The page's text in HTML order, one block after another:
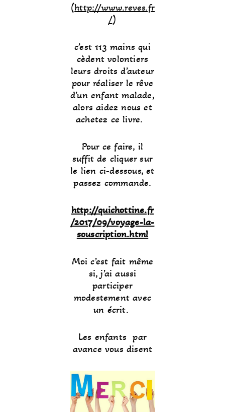
(http://www.reves.fr
/)
c’est 113 mains qui
cèdent volontiers
leurs droits d’auteur
pour réaliser le rêve
d’un enfant malade,
alors aidez nous et
achetez ce livre.
Pour ce faire, il
suffit de cliquer sur
le lien ci-dessous, et
passez commande.
http://quichottine.fr
/2017/09/voyage-la-
souscription.html
Moi c’est fait même
si, j’ai aussi
participer
modestement avec
un écrit.
Les enfants par
avance vous disent